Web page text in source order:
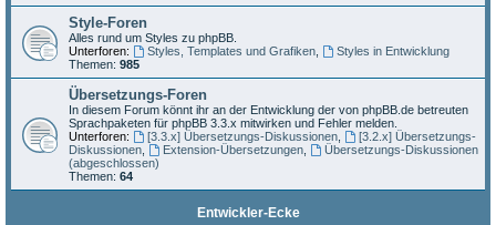
Style-Foren
Alles rund um Styles zu phpBB.
Unterforen:
Styles, Templates und Grafiken,
Styles in Entwicklung
Themen: 985
Übersetzungs-Foren
In diesem Forum könnt ihr an der Entwicklung der von phpBB.de betreuten
Sprachpaketen für phpBB 3.3.x mitwirken und Fehler melden.
Unterforen:
[3.3.x] Übersetzungs-Diskussionen,
[3.2.x] Übersetzungs-
Diskussionen
Extension-Übersetzungen,
Übersetzungs-Diskussionen
(abgeschlossen)
Themen: 64
Entwickler-Ecke